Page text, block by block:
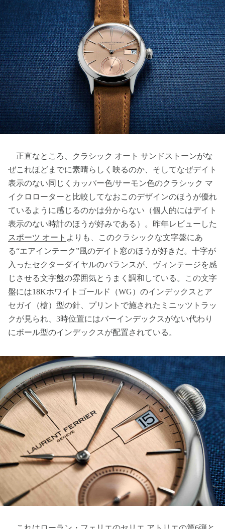
正直なところ、クラシック オート サンドストーンがな
ぜこれほどまでに素晴らしく映るのか、そしてなぜデイト
表示のない同じくカッパー色/サーモン色のクラシック マ
イクロローターと比較してなおこのデザインのほうが優れ
ているように感じるのかは分からない（個人的にはデイト
表示のない時計のほうが好みである）。昨年レビューした
スポーツ オート よりも、このクラシックな文字盤にあ
る“エアインテーク”風のデイト窓のほうが好きだ。十字が
入ったセクターダイヤルのバランスが、ヴィンテージを感
じさせる文字盤の雰囲気とうまく調和している。この文字
盤には18Kホワイトゴールド（WG）のインデックスとア
セガイ（槍）型の針、プリントで施されたミニッツトラッ
クが見られ、3時位置にはバーインデックスがない代わり
にボール型のインデックスが配置されている。